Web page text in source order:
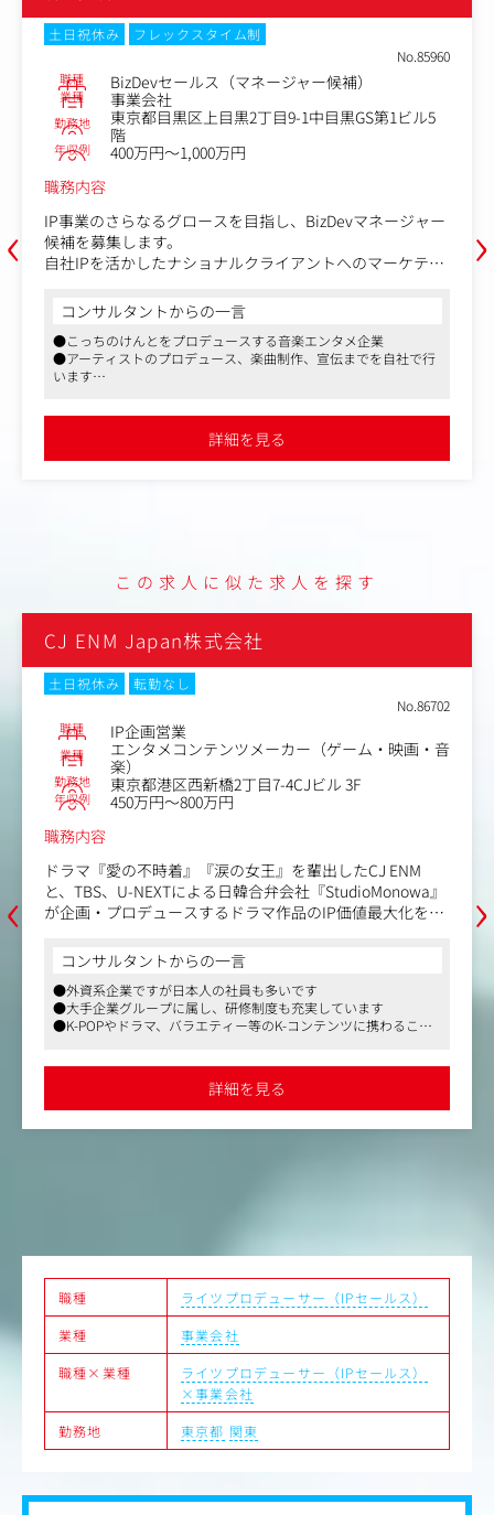
‹
土日祝休み
フレックスタイム制
No.85969
職種
プロダクションプロデューサー（マネージャー候
補）
業種 事業会社
勤務地
東京都目黒区上目黒2丁目9-1中目黒GS第1ビル5
階
年収例
音楽・アニメ・キャラクターなどのIP価値を最大化するた
め、制作・プロダクション機能の新規立ち上げに伴い、Pr
経営/事業部とのコミュニケーションをとりながら、各専
門クリエイティブを束ねてアウトプットまで導き統合的に
デザインしていただきます。
【具体的な業務内容】
・制作現場（撮影・製造・興行）におけるディレクション
および進行管理の実行徹底
・属人的な制作フローを排し、内製化組織としての再現性
ある制作体制の設計・構築
・プロデューサーの企画意図を深く理解し、現場レベルで
の最適な表現手法への落とし込み
・制作過程で発生する予期せぬトラブルやボトルネックの
特定および現場での即時解決
・映像・物販・興行を横断した、各アウトプット間のクオ
リティ・トーンのマナー管理
【ポジションの魅力】
・分断されがちな幅広い制作領域を横断して経験すること
で、フルスタックな制作力が身につく
・既存のフローに従うだけでなく、制作のルールや組織の
形そのものを自らデザインできる
・「何でも形にできるスペシャリスト」として、特定のジ
ャンルに縛られない代替不可能なキャリア構築
●こっちのけんとをプロデュースする音楽エンタメ企業
●アーティストのプロデュース、楽曲制作、宣伝までを自社で行
詳細を見る
›
この求人に似た求人を探す
‹
株式会社クリーク・アンド・リバー社
土日祝休み
在宅・リモートワーク
No.86591
職種 プロデューサー
業種 クリエイティブエージェンシー
勤務地
年収例
500万円～800万円
グからディレクションまでご担当いただきます。
なかでもクライアントからご相談いただくことの多い「IP
を活用したプロモーション提案」に注力していくべく、IP
いただきます。
【仕事内容】
・クライアント訪問、ヒアリング、プレゼン、営業との連
・コミュニケーション戦略の設計
・戦略に基づいたアクティベーション企画プランニング・
企画書作成および提案
・版権元およびクライアントとの折衝
●東証一部上場企業
●社員の人柄に定評
●ナショナルクライアントと直接取引
●予算の大きい案件に携われる
詳細を見る
›
職種
ライツプロデューサー（IPセールス）
業種
事業会社
職種×業種
ライツプロデューサー（IPセールス）
×事業会社
勤務地
東京都 関東